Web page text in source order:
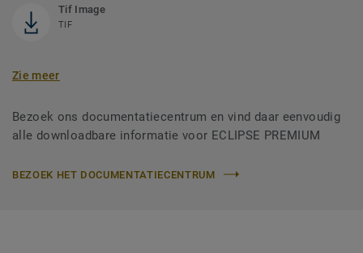
Tif Image
TIF
Zie meer
Bezoek ons documentatiecentrum en vind daar eenvoudig
alle downloadbare informatie voor ECLIPSE PREMIUM
BEZOEK HET DOCUMENTATIECENTRUM